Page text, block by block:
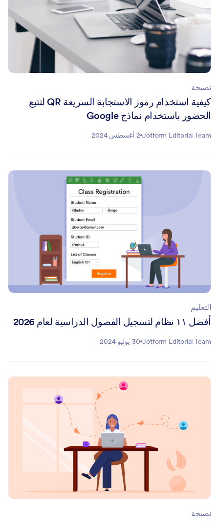
نصيحة
كيفية استخدام رموز الاستجابة السريعة QR لتتبع
الحضور باستخدام نماذج Google
Jotform Editorial Team 2 أغسطس 2024
التعليم
أفضل ١١ نظام لتسجيل الفصول الدراسية لعام 2026
Jotform Editorial Team 30 يوليو 2024
نصيحة